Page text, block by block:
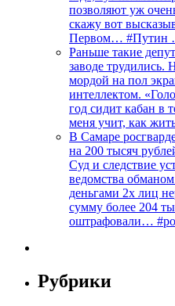
позволяют уж
скажу вот
Первом… #Путин
Раньше такие
заводе
мордой на пол
интеллектом.
год сидит кабан в
меня учит, как
В Самаре
на 200 тысяч
Суд и следствие
ведомства
деньгами 2х лиц
сумму более 204
оштрафовали…
Рубрики